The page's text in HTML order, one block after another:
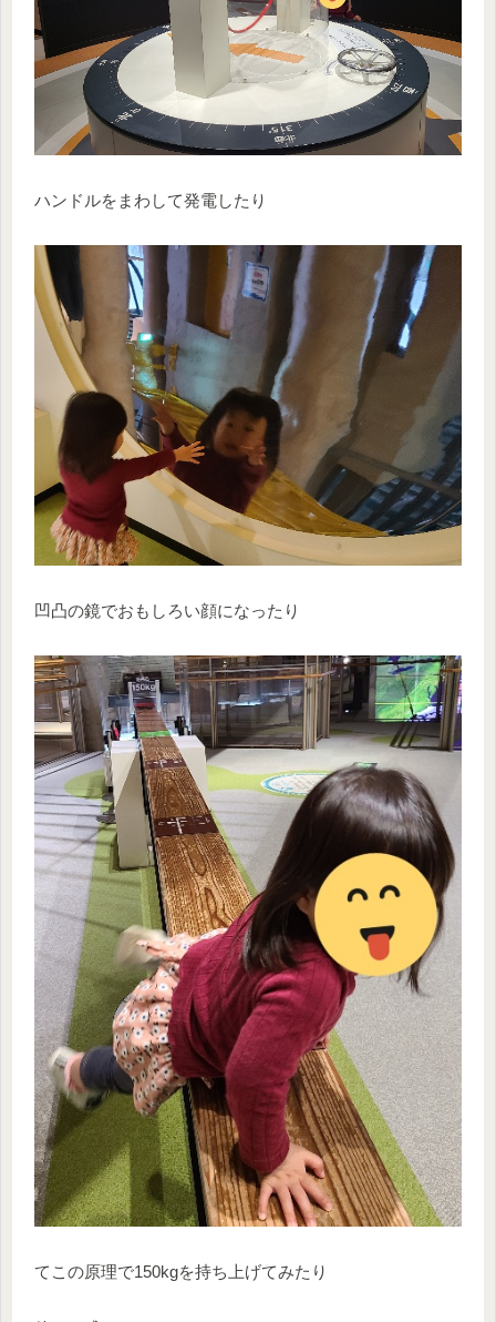
ハンドルをまわして発電したり
凹凸の鏡でおもしろい顔になったり
てこの原理で150kgを持ち上げてみたり